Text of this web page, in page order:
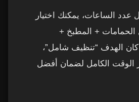
عدد الساعات، يمكنك اختيار
الحمامات + المطبخ +
كان الهدف “تنظيف شامل”،
الكامل لضمان أفضل